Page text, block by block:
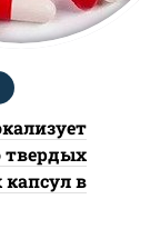
твердых
в